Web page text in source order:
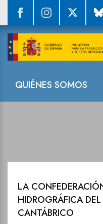
QUIÉNES SOMOS
Sala
LA
HIDROGRÁFICA DEL
CANTÁBRICO